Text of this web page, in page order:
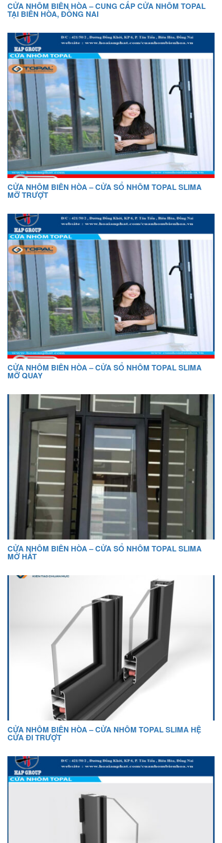
CỬA NHÔM BIÊN HÒA – CUNG CẤP CỬA NHÔM TOPAL
TẠI BIÊN HÒA, ĐỒNG NAI
CỬA NHÔM BIÊN HÒA – CỬA SỔ NHÔM TOPAL SLIMA
MỠ TRƯỢT
CỬA NHÔM BIÊN HÒA – CỬA SỔ NHÔM TOPAL SLIMA
MỠ QUAY
CỬA NHÔM BIÊN HÒA – CỬA SỔ NHÔM TOPAL SLIMA
MỞ HẤT
CỬA NHÔM BIÊN HÒA – CỬA NHÔM TOPAL SLIMA HỆ
CỬA ĐI TRƯỢT